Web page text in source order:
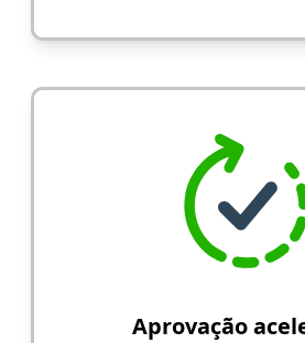
Aprovação